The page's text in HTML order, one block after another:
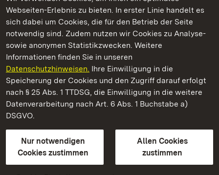
Webseiten-Erlebnis zu bieten. In erster Linie handelt es
sich dabei um Cookies, die für den Betrieb der Seite
notwendig sind. Zudem nutzen wir Cookies zu Analyse-
sowie anonymen Statistikzwecken. Weitere
Informationen finden Sie in unseren
Datenschutzhinweisen. Ihre Einwilligung in die
Speicherung der Cookies und den Zugriff darauf erfolgt
nach § 25 Abs. 1 TTDSG, die Einwilligung in die weitere
Datenverarbeitung nach Art. 6 Abs. 1 Buchstabe a)
DSGVO.
Nur notwendigen
Cookies zustimmen
Allen Cookies
zustimmen
Kommen. Staunen. Genießen.
Schloss Solitude
Staatliche Schlösser und Gärten Baden-Württemberg
Kontakt
GebärdenspracheLeichte Sprache
Erklärung zur Barrierefreiheit
BITV-konform (geprüfte Seiten)